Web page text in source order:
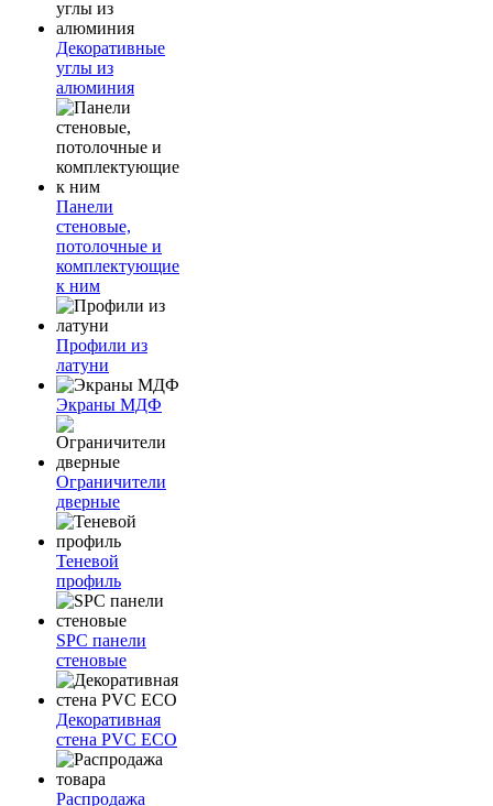
Декоративные
углы из
алюминия
Панели
стеновые,
потолочные и
комплектующие
к ним
Профили из
латуни
Экраны МДФ
Ограничители
дверные
Теневой
профиль
SPC панели
стеновые
Декоративная
стена PVC ECO
Распродажа